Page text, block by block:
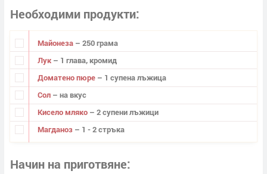
Необходими продукти
Майонеза – 250 грама
Лук – 1 глава, кромид
Доматено пюре – 1 супена лъжица
Сол – на вкус
Кисело мляко – 2 супени лъжици
Магданоз – 1 - 2 стръка
Начин на приготвяне